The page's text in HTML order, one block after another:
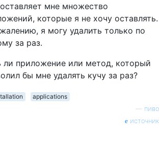
мне множество
которые я не хочу оставлять.
я могу удалить только по
за раз.
ли приложение или метод, который
бы мне удалять кучу за раз?
applications
пиво
источник